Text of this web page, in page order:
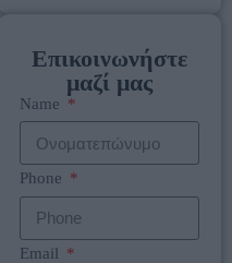
Επικοινωνήστε
μαζί μας
Name
Phone
Email